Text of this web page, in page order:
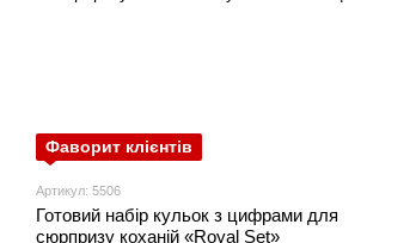
Фаворит клієнтів
Артикул: 5506
Готовий набір кульок з цифрами для
сюрпризу коханій «Royal Set»